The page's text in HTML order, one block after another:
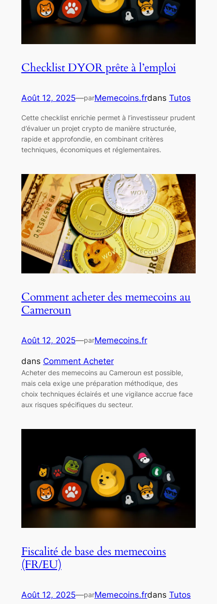
Checklist DYOR prête à l’emploi
Août 12, 2025—parMemecoins.frdans Tutos
Cette checklist enrichie permet à l’investisseur prudent
d’évaluer un projet crypto de manière structurée,
rapide et approfondie, en combinant critères
techniques, économiques et réglementaires.
Comment acheter des memecoins au
Cameroun
Août 12, 2025—parMemecoins.fr
dans Comment Acheter
Acheter des memecoins au Cameroun est possible,
mais cela exige une préparation méthodique, des
choix techniques éclairés et une vigilance accrue face
aux risques spécifiques du secteur.
Fiscalité de base des memecoins
(FR/EU)
Août 12, 2025—parMemecoins.frdans Tutos